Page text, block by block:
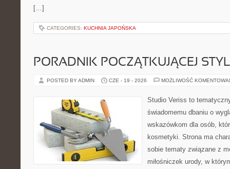
[…]
CATEGORIES: KUCHNIA JAPOŃSKA
PORADNIK POCZĄTKUJĄCEJ
POSTED BY ADMIN CZE - 19 - 2026 MOŻLIWOŚĆ
Studio Veriss to
świadomemu dbaniu o
wskazówkom dla osób,
kosmetyki. Strona ma
sobie tematy związane z
miłośniczek urody, w